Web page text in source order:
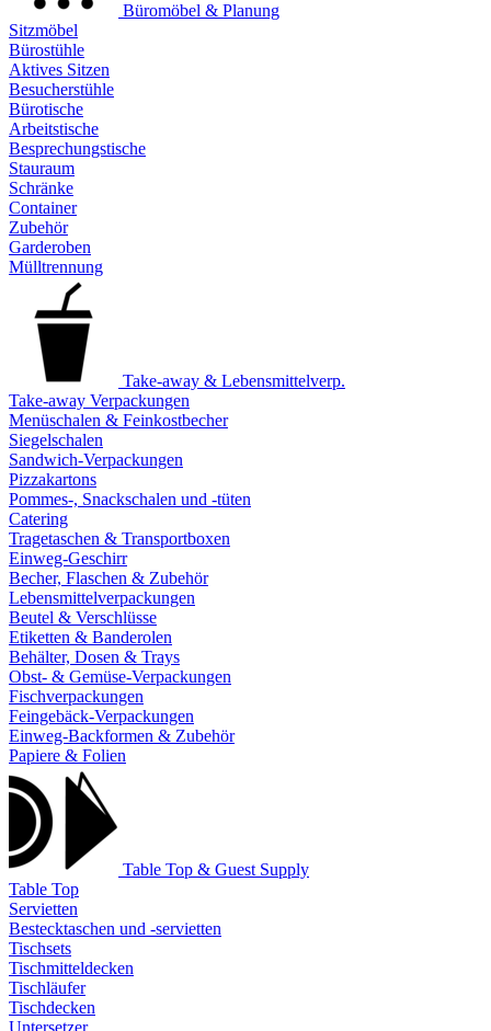
Büromöbel & Planung
Sitzmöbel
Bürostühle
Aktives Sitzen
Besucherstühle
Bürotische
Arbeitstische
Besprechungstische
Stauraum
Schränke
Container
Zubehör
Garderoben
Mülltrennung
Take-away & Lebensmittelverp.
Take-away Verpackungen
Menüschalen & Feinkostbecher
Siegelschalen
Sandwich-Verpackungen
Pizzakartons
Pommes-, Snackschalen und -tüten
Catering
Tragetaschen & Transportboxen
Einweg-Geschirr
Becher, Flaschen & Zubehör
Lebensmittelverpackungen
Beutel & Verschlüsse
Etiketten & Banderolen
Behälter, Dosen & Trays
Obst- & Gemüse-Verpackungen
Fischverpackungen
Feingebäck-Verpackungen
Einweg-Backformen & Zubehör
Papiere & Folien
Table Top & Guest Supply
Table Top
Servietten
Bestecktaschen und -servietten
Tischsets
Tischmitteldecken
Tischläufer
Tischdecken